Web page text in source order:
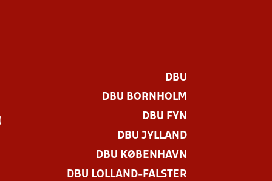
DBU
DBU BORNHOLM
DBU FYN
DBU JYLLAND
DBU KØBENHAVN
DBU LOLLAND-FALSTER